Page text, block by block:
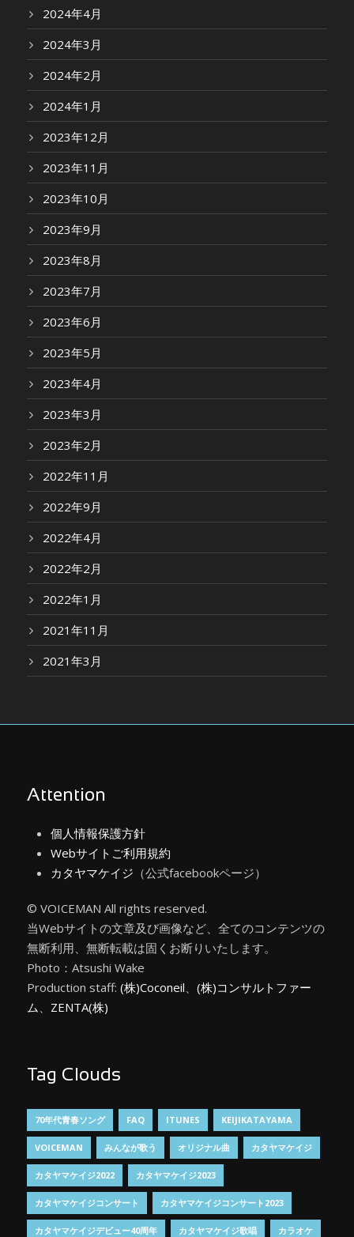
2024年4月
2024年3月
2024年2月
2024年1月
2023年12月
2023年11月
2023年10月
2023年9月
2023年8月
2023年7月
2023年6月
2023年5月
2023年4月
2023年3月
2023年2月
2022年11月
2022年9月
2022年4月
2022年2月
2022年1月
2021年11月
2021年3月
Attention
個人情報保護方針
Webサイトご利用規約
カタヤマケイジ （公式facebookページ）
© VOICEMAN All rights reserved.
当Webサイトの文章及び画像など、全てのコンテンツの
無断利用、無断転載は固くお断りいたします。
Photo：Atsushi Wake
Production staff: (株)Coconeil、 (株)コンサルトファー
ム、 ZENTA(株)
Tag Clouds
70年代青春ソング FAQ ITUNES KEIJIKATAYAMA
VOICEMAN みんなが歌う オリジナル曲 カタヤマケイジ
カタヤマケイジ2022 カタヤマケイジ2023
カタヤマケイジコンサート カタヤマケイジコンサート2023
カタヤマケイジデビュー40周年 カタヤマケイジ歌唱 カラオケ